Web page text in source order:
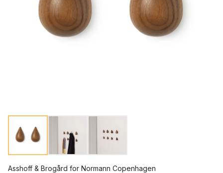
Asshoff & Brogård for Normann Copenhagen